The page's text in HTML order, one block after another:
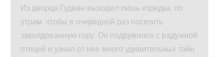
Из дворца Гудвин выходил лишь изредка, по
утрам, чтобы в очередной раз посетить
заколдованную гору. Он подружился с радужной
птицей и узнал от нее много удивительных тайн